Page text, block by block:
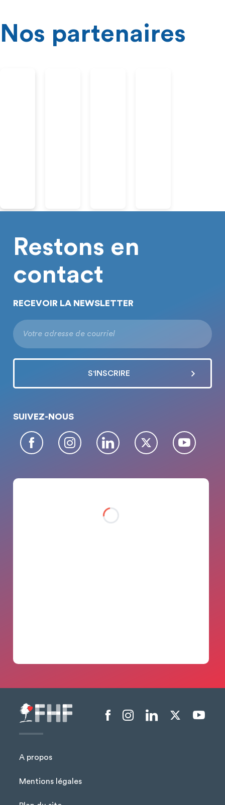
Nos partenaires
Restons en
contact
RECEVOIR LA NEWSLETTER
SUIVEZ-NOUS
A propos
Mentions légales
Menu liens sociaux